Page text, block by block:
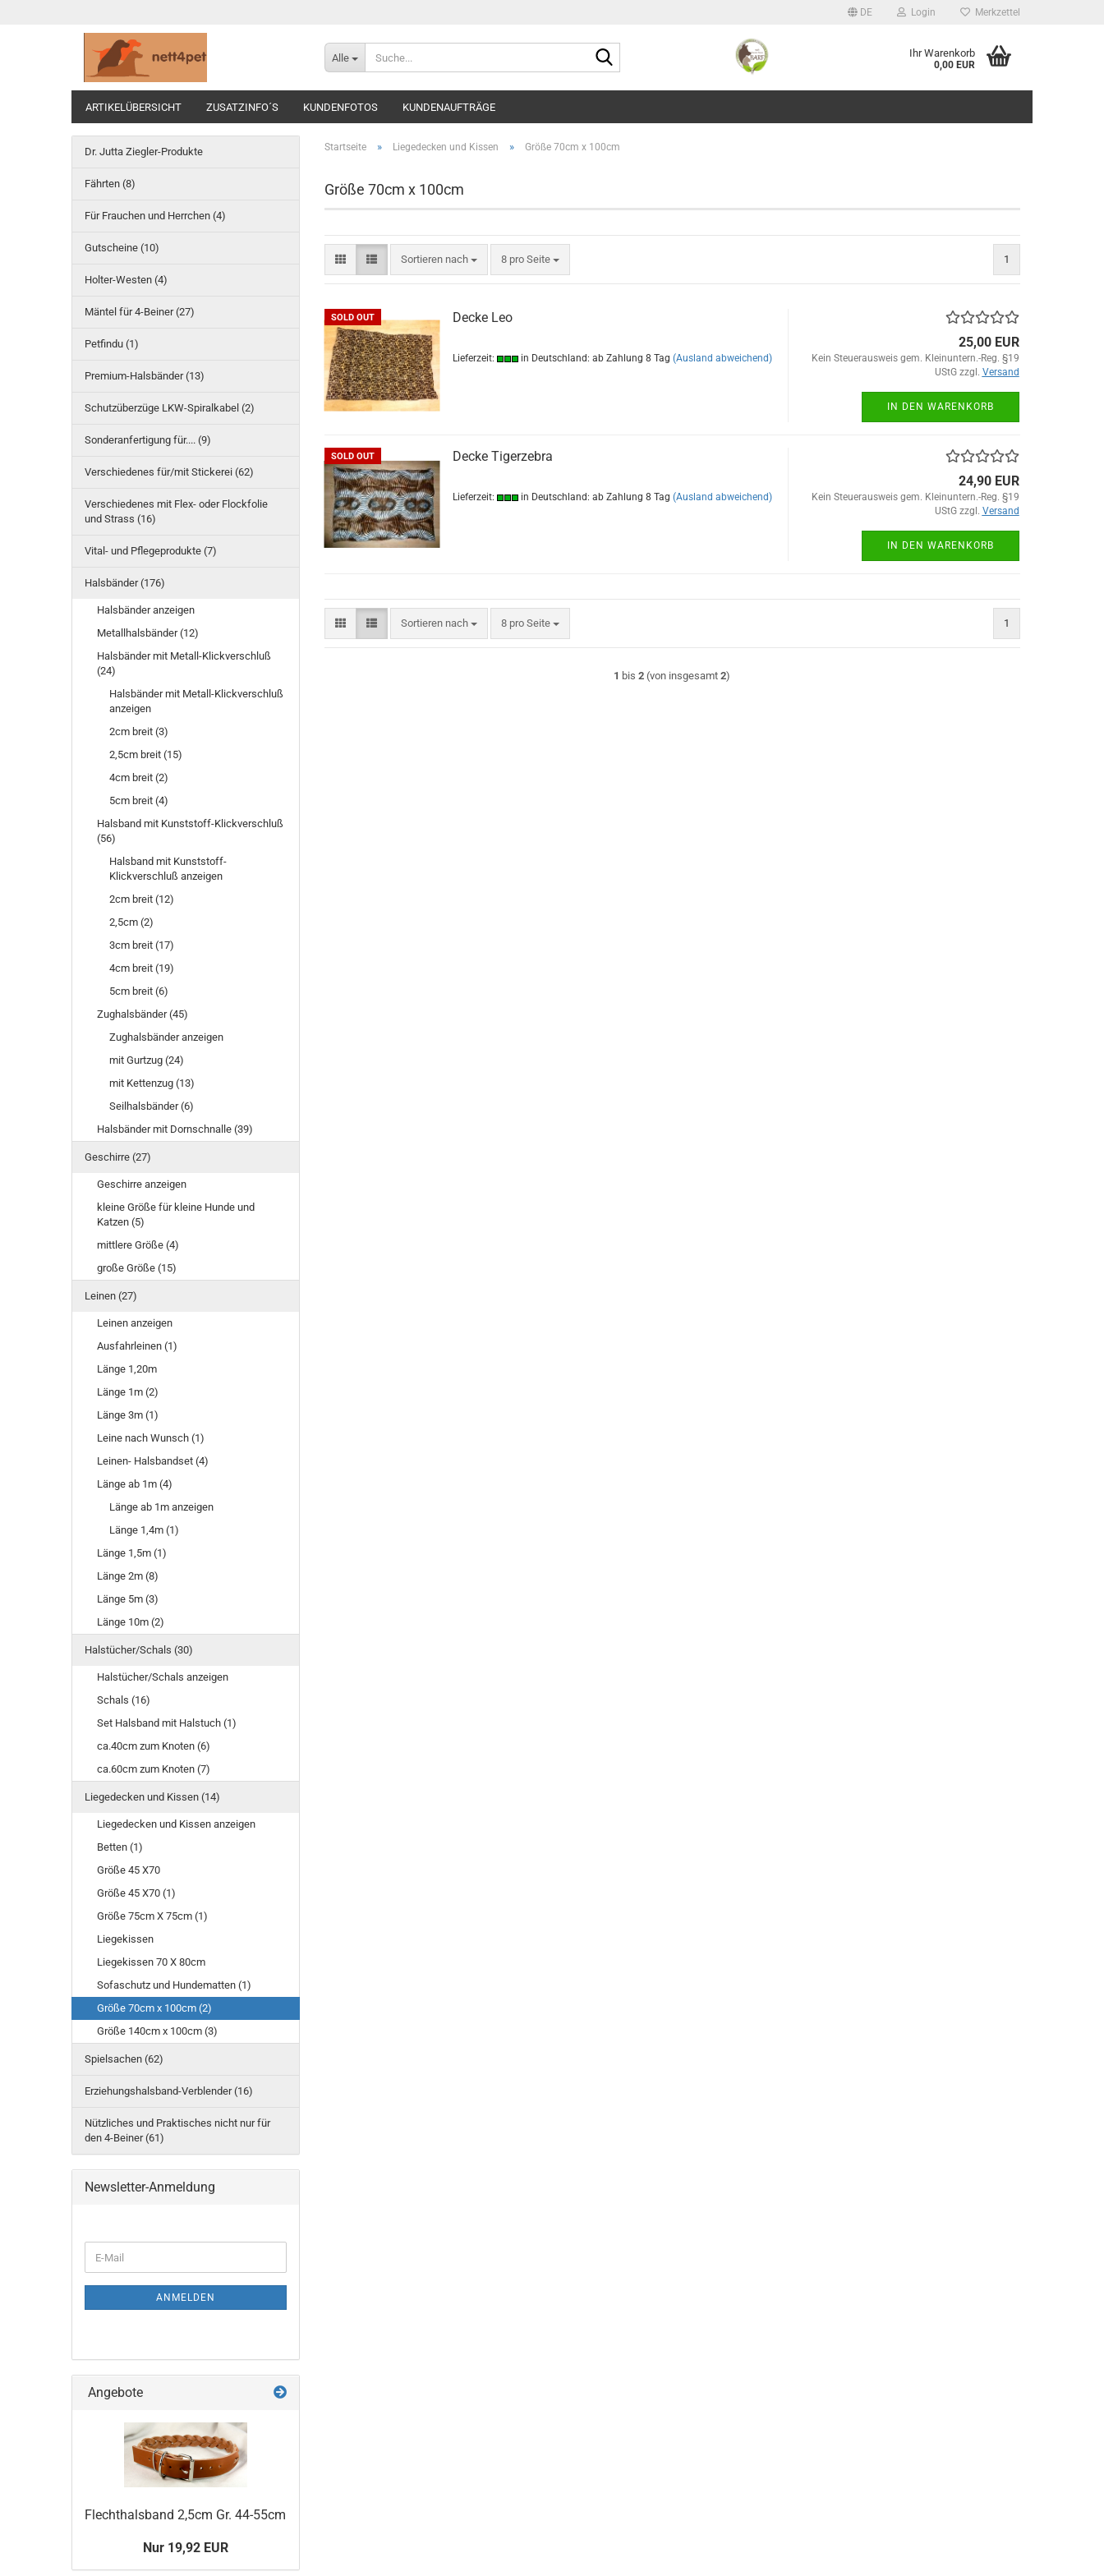
DE Login Merkzettel
Alle Ihr Warenkorb
0,00 EUR
ARTIKELÜBERSICHT ZUSATZINFO´S KUNDENFOTOS KUNDENAUFTRÄGE
Startseite » Liegedecken und Kissen » Größe 70cm x 100cm
Größe 70cm x 100cm
Sortieren nach
Sortieren nach 8 pro Seite
pro Seite 1
SOLD OUT Decke Leo
Lieferzeit: in Deutschland: ab Zahlung 8 Tag (Ausland abweichend)
25,00 EUR
Kein Steuerausweis gem. Kleinuntern.-Reg. §19
UStG zzgl. Versand
IN DEN WARENKORB
SOLD OUT Decke Tigerzebra
Lieferzeit: in Deutschland: ab Zahlung 8 Tag (Ausland abweichend)
24,90 EUR
Kein Steuerausweis gem. Kleinuntern.-Reg. §19
UStG zzgl. Versand
IN DEN WARENKORB
Sortieren nach
Sortieren nach 8 pro Seite
pro Seite 1
1 bis2 (von insgesamt2)
Dr. Jutta Ziegler-Produkte
Fährten (8)
Für Frauchen und Herrchen (4)
Gutscheine (10)
Holter-Westen (4)
Mäntel für 4-Beiner (27)
Petfindu (1)
Premium-Halsbänder (13)
Schutzüberzüge LKW-Spiralkabel (2)
Sonderanfertigung für.... (9)
Verschiedenes für/mit Stickerei (62)
Verschiedenes mit Flex- oder Flockfolie
und Strass (16)
Vital- und Pflegeprodukte (7)
Halsbänder (176)
Halsbänder anzeigen
Metallhalsbänder (12)
Halsbänder mit Metall-Klickverschluß
(24)
Halsbänder mit Metall-Klickverschluß
anzeigen
2cm breit (3)
2,5cm breit (15)
4cm breit (2)
5cm breit (4)
Halsband mit Kunststoff-Klickverschluß
(56)
Halsband mit Kunststoff-
Klickverschluß anzeigen
2cm breit (12)
2,5cm (2)
3cm breit (17)
4cm breit (19)
5cm breit (6)
Zughalsbänder (45)
Zughalsbänder anzeigen
mit Gurtzug (24)
mit Kettenzug (13)
Seilhalsbänder (6)
Halsbänder mit Dornschnalle (39)
Geschirre (27)
Geschirre anzeigen
kleine Größe für kleine Hunde und
Katzen (5)
mittlere Größe (4)
große Größe (15)
Leinen (27)
Leinen anzeigen
Ausfahrleinen (1)
Länge 1,20m
Länge 1m (2)
Länge 3m (1)
Leine nach Wunsch (1)
Leinen- Halsbandset (4)
Länge ab 1m (4)
Länge ab 1m anzeigen
Länge 1,4m (1)
Länge 1,5m (1)
Länge 2m (8)
Länge 5m (3)
Länge 10m (2)
Halstücher/Schals (30)
Halstücher/Schals anzeigen
Schals (16)
Set Halsband mit Halstuch (1)
ca.40cm zum Knoten (6)
ca.60cm zum Knoten (7)
Liegedecken und Kissen (14)
Liegedecken und Kissen anzeigen
Betten (1)
Größe 45 X70
Größe 45 X70 (1)
Größe 75cm X 75cm (1)
Liegekissen
Liegekissen 70 X 80cm
Sofaschutz und Hundematten (1)
Größe 70cm x 100cm (2)
Größe 140cm x 100cm (3)
Spielsachen (62)
Erziehungshalsband-Verblender (16)
Nützliches und Praktisches nicht nur für
den 4-Beiner (61)
Newsletter-Anmeldung
ZUR
E-
Mail
ANMELDEN
Angebote
Flechthalsband 2,5cm Gr. 44-55cm
Nur 19,92 EUR